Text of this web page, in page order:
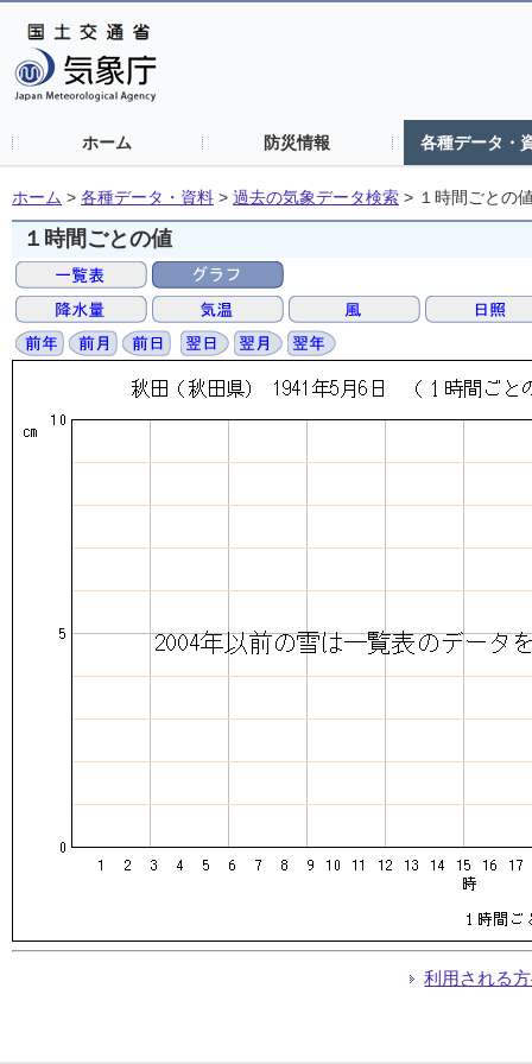
ホーム 防災情報 各種データ・
ホーム > 各種データ・資料 > 過去の気象データ検索 > １時間ごとの
１時間ごとの値
利用される